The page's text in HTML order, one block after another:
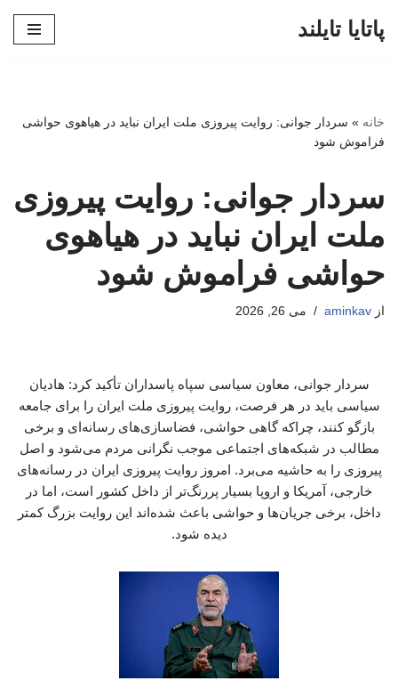
پاتایا تایلند
خانه » سردار جوانی: روایت پیروزی ملت ایران نباید در هیاهوی حواشی
فراموش شود
سردار جوانی: روایت پیروزی
ملت ایران نباید در هیاهوی
حواشی فراموش شود
از aminkav می 26, 2026
سردار جوانی، معاون سیاسی سپاه پاسداران تأکید کرد: هادیان
سیاسی باید در هر فرصت، روایت پیروزی ملت ایران را برای جامعه
بازگو کنند، چراکه گاهی حواشی، فضاسازی‌های رسانه‌ای و برخی
مطالب در شبکه‌های اجتماعی موجب نگرانی مردم می‌شود و اصل
پیروزی را به حاشیه می‌برد. امروز روایت پیروزی ایران در رسانه‌های
خارجی، آمریکا و اروپا بسیار پررنگ‌تر از داخل کشور است، اما در
داخل، برخی جریان‌ها و حواشی باعث شده‌اند این روایت بزرگ کمتر
دیده شود.